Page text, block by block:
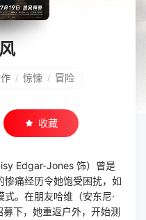
/ 惊悚 / 冒险
收藏
Edgar-Jones 饰）曾是
痛经历令她饱受困扰，如
。在朋友哈维（安东尼·
下，她重返户外，开始测